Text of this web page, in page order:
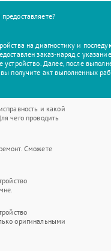
на диагностику и
заказ-наряд с
устройство. Далее, после
получите акт выполненных
и какой
чего проводить
Сможете
оригинальными